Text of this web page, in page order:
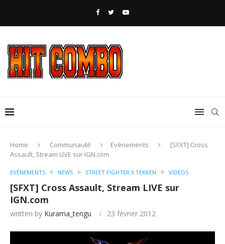
Home Communauté Evénements
[SFXT] Cross
Assault, Stream LIVE sur IGN.com
EVÉNEMENTS NEWS STREET FIGHTER X TEKKEN VIDEOS
[SFXT] Cross Assault, Stream LIVE sur
IGN.com
written by Kurama_tengu 23 février 2012